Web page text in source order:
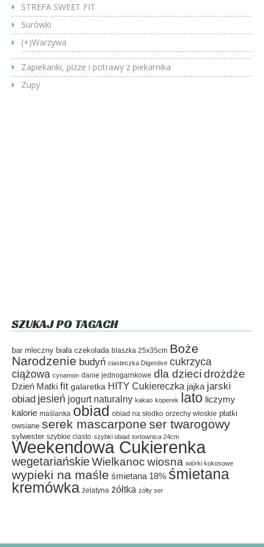
STREFA SWEET FIT
Surówki
(+)Warzywa
Zapiekanki, pizze i potrawy z piekarnika
Zupy
SZUKAJ PO TAGACH
bar mleczny biała czekolada blaszka 25x35cm Boże
Narodzenie budyń ciasteczka Digestive cukrzyca
ciążowa cynamon danie jednogarnkowe dla dzieci drożdże
Dzień Matki fit galaretka HITY Cukiereczka jajka jarski
obiad jesień jogurt naturalny kakao koperek lato liczymy
kalorie maślanka obiad obiad na słodko orzechy włoskie płatki
owsiane serek mascarpone ser twarogowy
sylwester szybkie ciasto szybki obiad tortownica 24cm
Weekendowa Cukierenka
wegetariańskieWielkanoc wiosna wiórki kokosowe
wypieki na maśle śmietana 18% śmietana
kremówka żelatyna żółtka żółty ser